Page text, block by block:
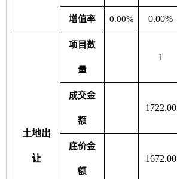
增值率 0.00% 0.00%
土地出
让
项目数
量
1
成交金
额
1722.00
底价金
额
1672.00